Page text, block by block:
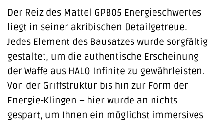
Der Reiz des Mattel GPB05 Energieschwertes
liegt in seiner akribischen Detailgetreue.
Jedes Element des Bausatzes wurde sorgfältig
gestaltet, um die authentische Erscheinung
der Waffe aus HALO Infinite zu gewährleisten.
Von der Griffstruktur bis hin zur Form der
Energie-Klingen – hier wurde an nichts
gespart, um Ihnen ein möglichst immersives